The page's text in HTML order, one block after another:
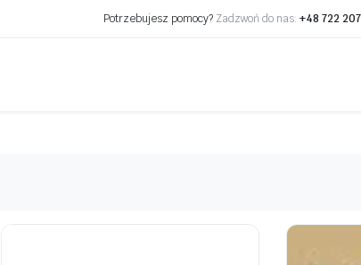
Potrzebujesz pomocy? Zadzwoń do nas: +48 722